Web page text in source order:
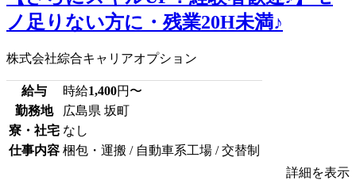
ノ足りない方に・残業20H未満♪
株式会社綜合キャリアオプション
給与 時給1,400円〜
勤務地
広島県 坂町
寮・社宅 なし
仕事内容 梱包・運搬 / 自動車系工場 / 交替制
詳細を表示